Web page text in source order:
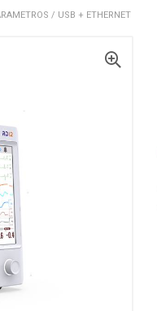
/ USB + ETHERNET